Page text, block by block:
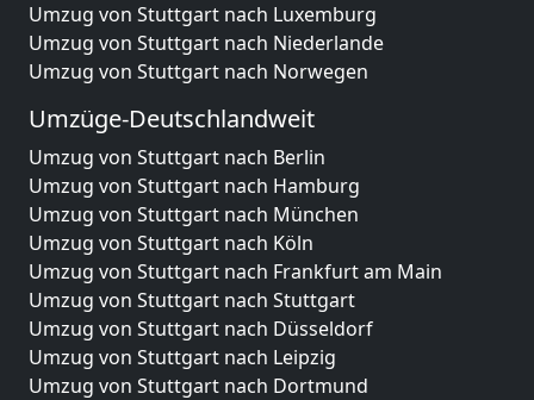
Umzug von Stuttgart nach Luxemburg
Umzug von Stuttgart nach Niederlande
Umzug von Stuttgart nach Norwegen
Umzüge-Deutschlandweit
Umzug von Stuttgart nach Berlin
Umzug von Stuttgart nach Hamburg
Umzug von Stuttgart nach München
Umzug von Stuttgart nach Köln
Umzug von Stuttgart nach Frankfurt am Main
Umzug von Stuttgart nach Stuttgart
Umzug von Stuttgart nach Düsseldorf
Umzug von Stuttgart nach Leipzig
Umzug von Stuttgart nach Dortmund